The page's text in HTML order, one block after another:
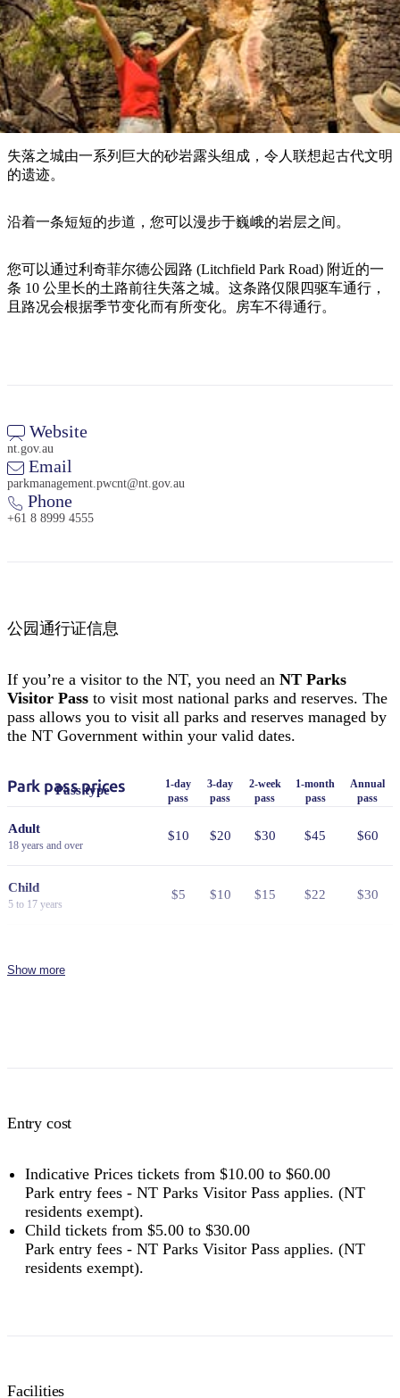
内
陆
和
户
外
地
探
索
动
型
精
选
榜
单
规
划
您
行
实
用
信
息
划
具
up
失落之城由一系列巨大的砂岩露头组成，令人联想起古代文明
的遗迹。
沿着一条短短的步道，您可以漫步于巍峨的岩层之间。
您可以通过利奇菲尔德公园路 (Litchfield Park Road) 附近的一
条 10 公里长的土路前往失落之城。这条路仅限四驱车通行，
且路况会根据季节变化而有所变化。房车不得通行。
Website
nt.gov.au
Email
parkmanagement.pwcnt@nt.gov.au
Phone
+61 8 8999 4555
公园通行证信息
If you’re a visitor to the NT, you need an NT Parks
Visitor Pass to visit most national parks and reserves. The
pass allows you to visit all parks and reserves managed by
the NT Government within your valid dates.
Park pass prices
Pass type
1-day
pass
3-day
pass
2-week
pass
1-month
pass
Annual
pass
Adult
18 years and over
$10 $20 $30 $45 $60
Child
5 to 17 years
$5 $10 $15 $22 $30
2 adults and 4 children
Show more
Entry cost
Indicative Prices tickets from $10.00 to $60.00
Park entry fees - NT Parks Visitor Pass applies. (NT
residents exempt).
Child tickets from $5.00 to $30.00
Park entry fees - NT Parks Visitor Pass applies. (NT
residents exempt).
Facilities